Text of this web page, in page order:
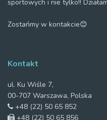
sportowych i nie tylko!!
Zostańmy w kontakcie😊
Kontakt
ul. Ku Wiśle 7,
00-707 Warszawa, Polska
+48 (22) 50 65 852
+48 (22) 50 65 856